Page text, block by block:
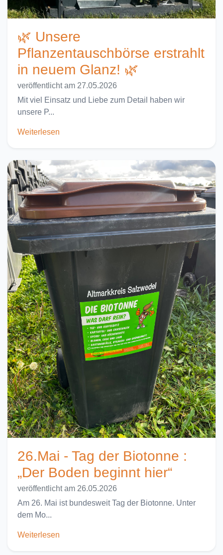
🌿 Unsere
Pflanzentauschbörse erstrahlt
in neuem Glanz! 🌿
veröffentlicht am 27.05.2026
Mit viel Einsatz und Liebe zum Detail haben wir
unsere P...
Weiterlesen
26.Mai - Tag der Biotonne :
„Der Boden beginnt hier“
veröffentlicht am 26.05.2026
Am 26. Mai ist bundesweit Tag der Biotonne. Unter
dem Mo...
Weiterlesen